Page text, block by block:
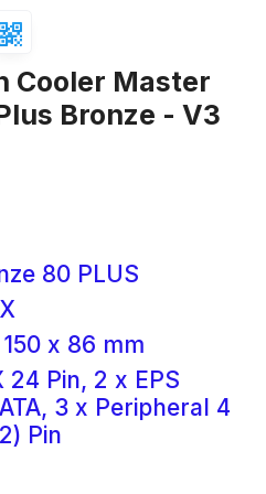
Cooler Master
Bronze - V3
80 PLUS
x 86 mm
24 Pin, 2 x EPS
3 x Peripheral 4
Pin